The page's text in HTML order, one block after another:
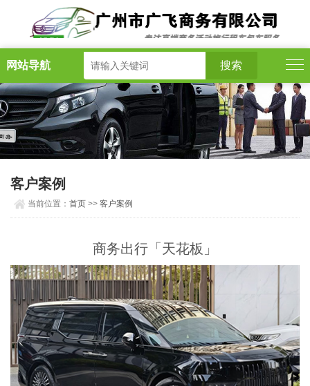
网站导航
客户案例
当前位置：首页 >>客户案例
商务出行「天花板」